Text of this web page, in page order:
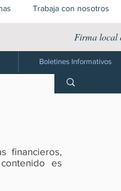
Boletines Informativos
Trabaja con nosotros
Firma local
financieros,
es